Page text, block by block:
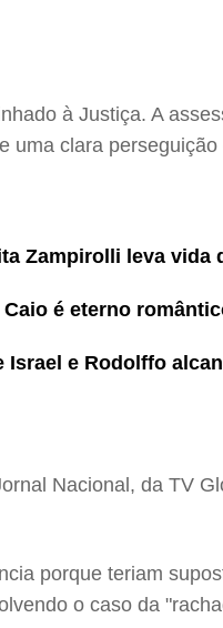
à Justiça. A
uma clara
Zampirolli leva vida
é eterno
e Rodolffo
Nacional, da TV
porque teriam
o caso da